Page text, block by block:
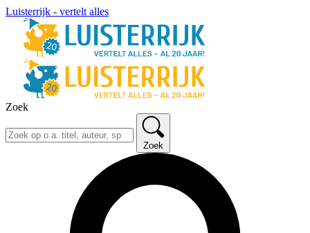
Luisterrijk - vertelt alles
Zoek
Zoek